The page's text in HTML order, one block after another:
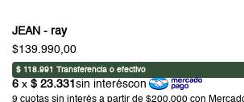
JEAN - ray
$139.990,00